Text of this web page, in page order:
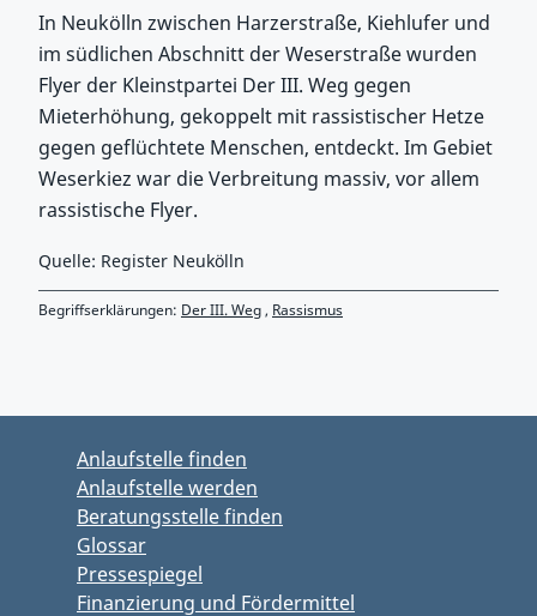
In Neukölln zwischen Harzerstraße, Kiehlufer und
im südlichen Abschnitt der Weserstraße wurden
Flyer der Kleinstpartei Der III. Weg gegen
Mieterhöhung, gekoppelt mit rassistischer Hetze
gegen geflüchtete Menschen, entdeckt. Im Gebiet
Weserkiez war die Verbreitung massiv, vor allem
rassistische Flyer.
Quelle: Register Neukölln
Begriffserklärungen: Der III. Weg, Rassismus
Anlaufstelle finden
Anlaufstelle werden
Beratungsstelle finden
Glossar
Pressespiegel
Finanzierung und Fördermittel